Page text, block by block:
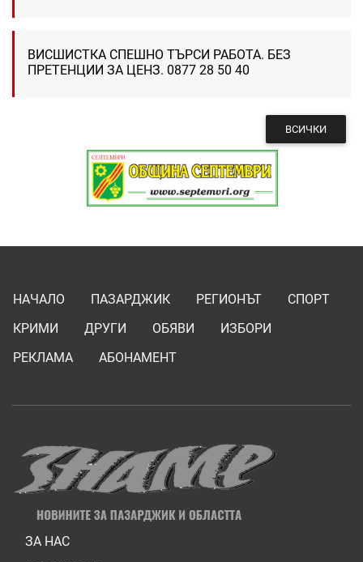
ВИСШИСТКА СПЕШНО ТЪРСИ РАБОТА. БЕЗ
ПРЕТЕНЦИИ ЗА ЦЕНЗ. 0877 28 50 40
ВСИЧКИ
НАЧАЛО ПАЗАРДЖИК РЕГИОНЪТ
СПОРТ
КРИМИ
ДРУГИ ОБЯВИ
ИЗБОРИ
РЕКЛАМА
АБОНАМЕНТ
ЗА НАС